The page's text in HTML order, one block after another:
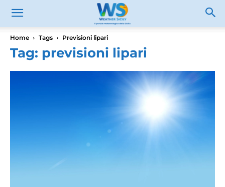
Home Tags Previsioni lipari
Tag: previsioni lipari